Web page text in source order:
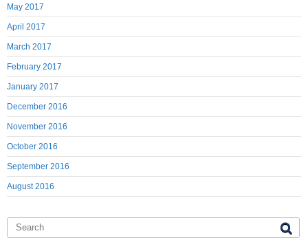
May 2017
April 2017
March 2017
February 2017
January 2017
December 2016
November 2016
October 2016
September 2016
August 2016